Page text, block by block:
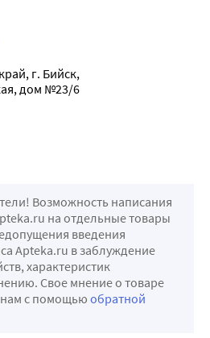
г. Бийск,
дом №23/6
Возможность написания
на отдельные товары
введения
Apteka.ru в заблуждение
характеристик
Свое мнение о товаре
с помощью обратной